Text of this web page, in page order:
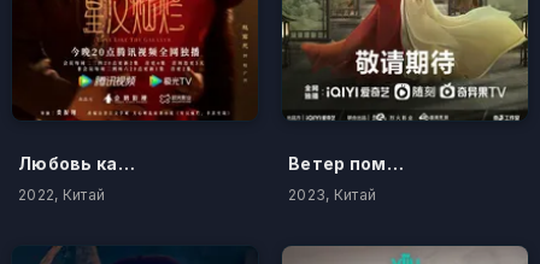
Любовь как галактика
2022, Китай
Ветер поможет тебе пройти тысячи ли
2023, Китай